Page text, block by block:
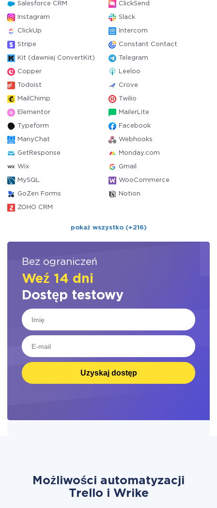
Salesforce CRM ClickSend
Instagram Slack
ClickUp Intercom
Stripe Constant Contact
Kit (dawniej ConvertKit) Telegram
Copper Leeloo
Todoist Crove
MailChimp Twilio
Elementor MailerLite
Typeform Facebook
ManyChat Webhooks
GetResponse Monday.com
Wix Gmail
MySQL WooCommerce
GoZen Forms Notion
ZOHO CRM
pokaż wszystko (+216)
Bez ograniczeń
Weź 14 dni
Dostęp testowy
Uzyskaj dostęp
Możliwości automatyzacji
Trello i Wrike